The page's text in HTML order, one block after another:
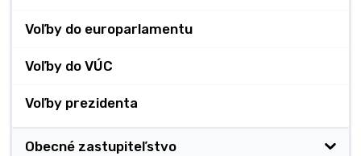
Voľby do europarlamentu
Voľby do VÚC
Voľby prezidenta
Obecné zastupiteľstvo